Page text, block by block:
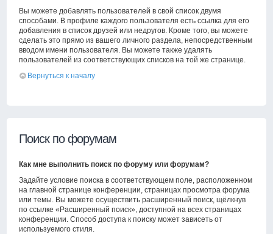
Вы можете добавлять пользователей в свой список двумя
способами. В профиле каждого пользователя есть ссылка для его
добавления в список друзей или недругов. Кроме того, вы можете
сделать это прямо из вашего личного раздела, непосредственным
вводом имени пользователя. Вы можете также удалять
пользователей из соответствующих списков на той же странице.
Вернуться к началу
Поиск по форумам
Как мне выполнить поиск по форуму или форумам?
Задайте условие поиска в соответствующем поле, расположенном
на главной странице конференции, страницах просмотра форума
или темы. Вы можете осуществить расширенный поиск, щёлкнув
по ссылке «Расширенный поиск», доступной на всех страницах
конференции. Способ доступа к поиску может зависеть от
используемого стиля.